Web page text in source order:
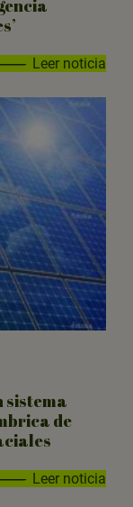
Leer noticia
sistema
de
Leer noticia